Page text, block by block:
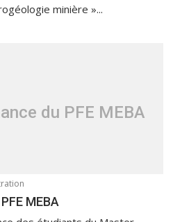
minière »...
du PFE MEBA
MEBA